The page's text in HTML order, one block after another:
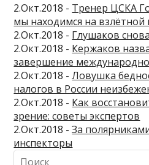
2.Окт.2018 - Тренер ЦСКА
мы находимся на взлётной
2.Окт.2018 - Глушаков
2.Окт.2018 - Кержаков
завершение
2.Окт.2018 -Ловушка
налогов в России
2.Окт.2018 - Как
зрение: советы экспертов
2.Окт.2018 -За
инспекторы